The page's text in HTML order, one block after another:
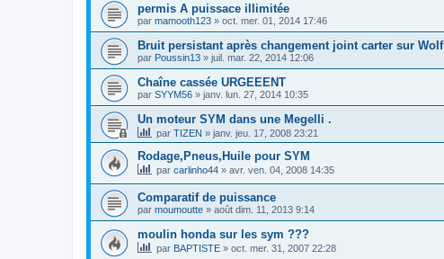
permis A puissace illimitée
par mamooth123 » oct. mer. 01, 2014 17:46
Bruit persistant après changement joint carter sur Wolf
par Poussin13 » juil. mar. 22, 2014 12:06
Chaîne cassée URGEEENT
par SYYM56 » janv. lun. 27, 2014 10:35
Un moteur SYM dans une Megelli .
par TIZEN » janv. jeu. 17, 2008 23:21
Rodage,Pneus,Huile pour SYM
par carlinho44 » avr. ven. 04, 2008 14:35
Comparatif de puissance
par moumoutte » août dim. 11, 2013 9:14
moulin honda sur les sym ???
par BAPTISTE » oct. mer. 31, 2007 22:28